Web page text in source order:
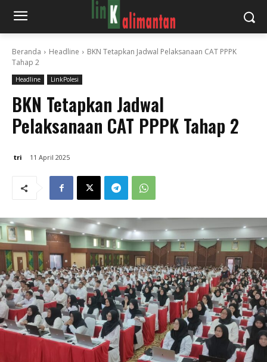
Beranda Headline
BKN Tetapkan Jadwal Pelaksanaan CAT PPPK
Tahap 2
Headline LinkPolesi
BKN Tetapkan Jadwal
Pelaksanaan CAT PPPK Tahap 2
tri 11 April 2025